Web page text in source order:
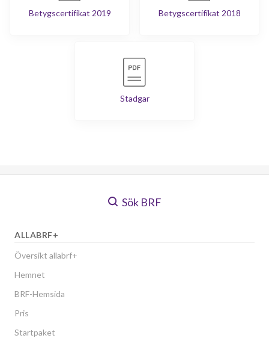
Betygscertifikat 2019 Betygscertifikat 2018
Stadgar
Sök BRF
ALLABRF+
Översikt allabrf+
Hemnet
BRF-Hemsida
Pris
Startpaket